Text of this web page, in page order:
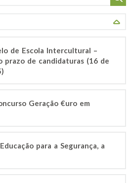
de Escola Intercultural –
prazo de candidaturas (16 de
Geração €uro em
para a Segurança, a